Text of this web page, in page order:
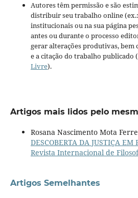
Autores têm permissão e são
distribuir seu trabalho online
institucionais ou na sua página
antes ou durante o processo
gerar alterações produtivas, bem
e a citação do trabalho publicado
Livre).
Artigos mais lidos pelo
Rosana Nascimento Mota
DESCOBERTA DA JUSTIÇA EM
Revista Internacional de
Artigos Semelhantes